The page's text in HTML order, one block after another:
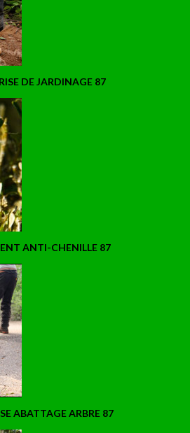
DE JARDINAGE 87
ANTI-CHENILLE 87
ABATTAGE ARBRE 87